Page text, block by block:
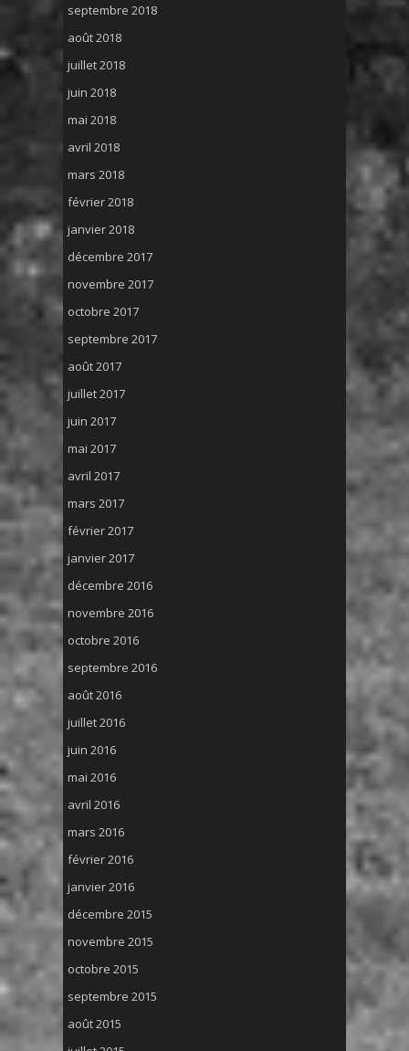
septembre 2018
août 2018
juillet 2018
juin 2018
mai 2018
avril 2018
mars 2018
février 2018
janvier 2018
décembre 2017
novembre 2017
octobre 2017
septembre 2017
août 2017
juillet 2017
juin 2017
mai 2017
avril 2017
mars 2017
février 2017
janvier 2017
décembre 2016
novembre 2016
octobre 2016
septembre 2016
août 2016
juillet 2016
juin 2016
mai 2016
avril 2016
mars 2016
février 2016
janvier 2016
décembre 2015
novembre 2015
octobre 2015
septembre 2015
août 2015